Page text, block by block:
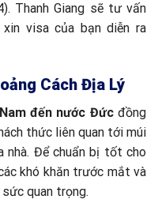
Thanh Giang sẽ tư vấn
visa của bạn diễn ra
Cách Địa Lý
đến nước Đứcđồng
thức liên quan tới múi
nhà. Để chuẩn bị tốt cho
khó khăn trước mắt và
quan trọng.